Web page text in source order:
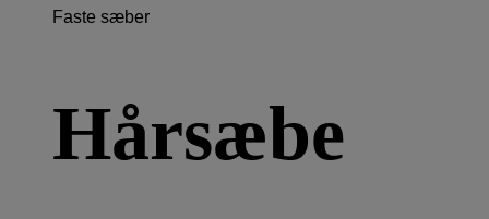
Faste sæber
Hårsæbe